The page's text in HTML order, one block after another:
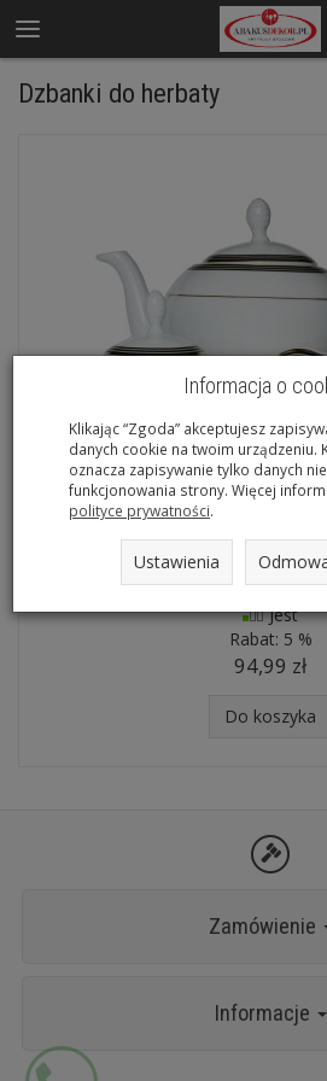
Dzbanki do herbaty
Zestaw dzbanek, mlecznik i
Jest
Rabat: 5 %
94,99 zł
Do koszyka
Zamówienie
Informacje
Informacja o
Klikając “Zgoda” akceptujesz
danych cookie na twoim urządzeniu.
oznacza zapisywanie tylko danych
funkcjonowania strony. Więcej
polityce prywatności.
Ustawienia